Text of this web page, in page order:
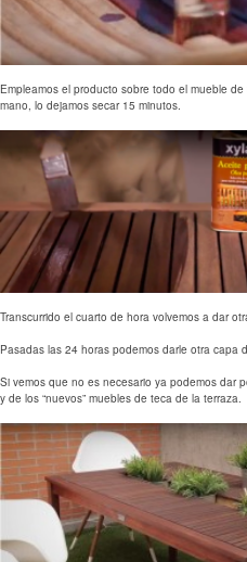
Empleamos el producto sobre todo el mueble
mano, lo dejamos secar 15 minutos.
Transcurrido el cuarto de hora volvemos a dar
Pasadas las 24 horas podemos darle otra capa
Si vemos que no es necesario ya podemos dar
y de los “nuevos” muebles de teca de la terraza.